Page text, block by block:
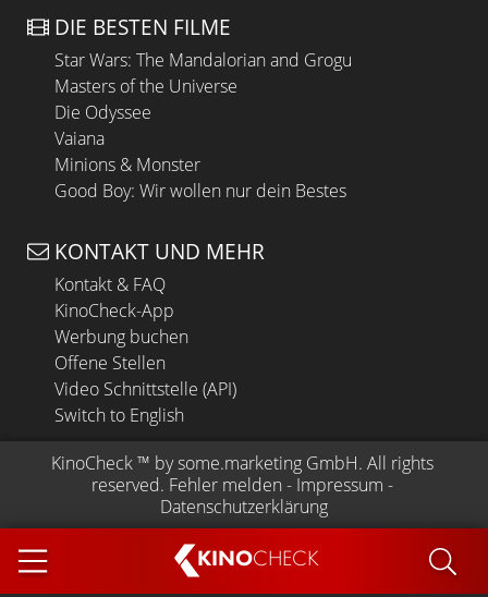
KINOCHECK
DIE BESTEN FILME
Star Wars: The Mandalorian and Grogu
Masters of the Universe
Die Odyssee
Vaiana
Minions & Monster
Good Boy: Wir wollen nur dein Bestes
KONTAKT UND MEHR
Kontakt & FAQ
KinoCheck-App
Werbung buchen
Offene Stellen
Video Schnittstelle (API)
Switch to English
KinoCheck ™ by some.marketing GmbH. All rights
reserved. Fehler melden - Impressum -
Datenschutzerklärung